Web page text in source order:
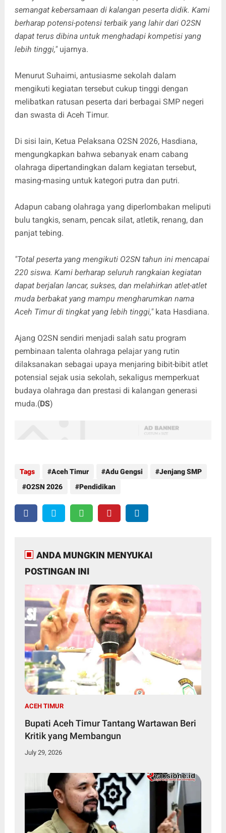
semangat kebersamaan di kalangan peserta didik. Kami
berharap potensi-potensi terbaik yang lahir dari O2SN
dapat terus dibina untuk menghadapi kompetisi yang
lebih tinggi,"ujarnya.
Menurut Suhaimi, antusiasme sekolah dalam
mengikuti kegiatan tersebut cukup tinggi dengan
melibatkan ratusan peserta dari berbagai SMP negeri
dan swasta di Aceh Timur.
Di sisi lain, Ketua Pelaksana O2SN 2026, Hasdiana,
mengungkapkan bahwa sebanyak enam cabang
olahraga dipertandingkan dalam kegiatan tersebut,
masing-masing untuk kategori putra dan putri.
Adapun cabang olahraga yang diperlombakan meliputi
bulu tangkis, senam, pencak silat, atletik, renang, dan
panjat tebing.
"Total peserta yang mengikuti O2SN tahun ini mencapai
220 siswa. Kami berharap seluruh rangkaian kegiatan
dapat berjalan lancar, sukses, dan melahirkan atlet-atlet
muda berbakat yang mampu mengharumkan nama
Aceh Timur di tingkat yang lebih tinggi," kata Hasdiana.
Ajang O2SN sendiri menjadi salah satu program
pembinaan talenta olahraga pelajar yang rutin
dilaksanakan sebagai upaya menjaring bibit-bibit atlet
potensial sejak usia sekolah, sekaligus memperkuat
budaya olahraga dan prestasi di kalangan generasi
muda.(DS)
Tags Aceh Timur Adu Gengsi
Jenjang SMP
O2SN 2026
Pendidikan
ANDA MUNGKIN MENYUKAI
POSTINGAN INI
ACEH TIMUR
Bupati Aceh Timur Tantang Wartawan Beri
Kritik yang Membangun
July 29, 2026